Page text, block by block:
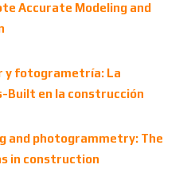
Accurate Modeling and
y fotogrametría: La
Built en la construcción
and photogrammetry: The
in construction